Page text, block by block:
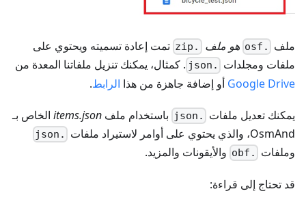
ملف .osf هو ملف .zip
تمت إعادة تسميته ويحتوي على
ملفات ومجلدات
.json
. كمثال، يمكنك تنزيل ملفاتنا المعدة من
Google Drive أو إضافة جاهزة من هذا الرابط.
يمكنك تعديل ملفات .json باستخدام ملفitems.json الخاص بـ
OsmAnd، والذي يحتوي على أوامر لاستيراد ملفات
.json
وملفات .obf والأيقونات والمزيد.
قد تحتاج إلى قراءة: